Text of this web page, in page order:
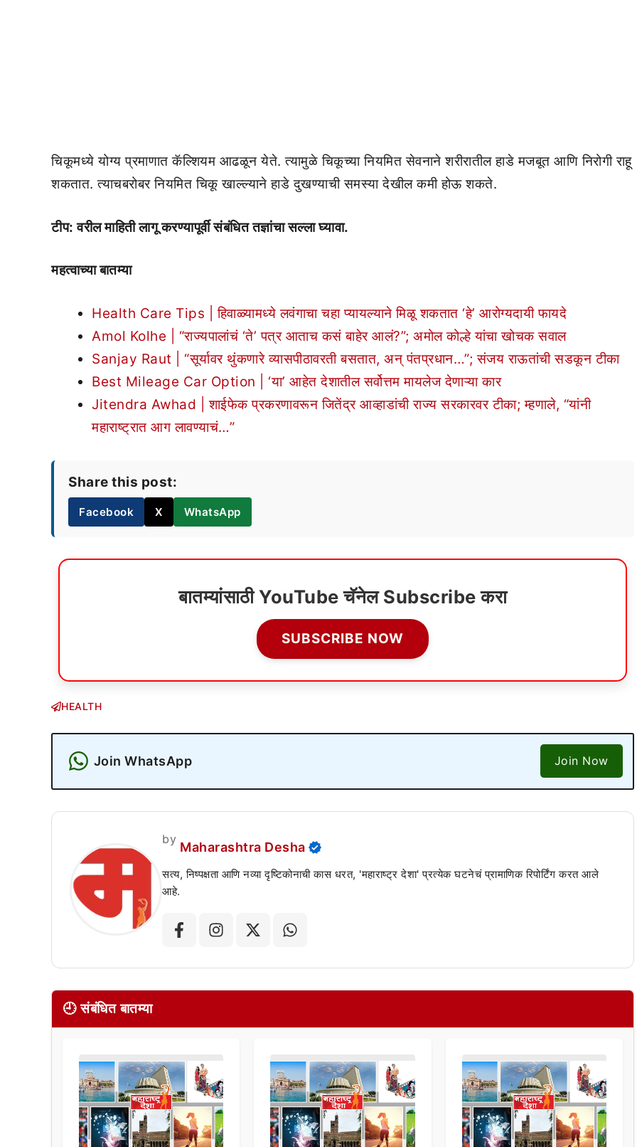
चिकूमध्ये योग्य प्रमाणात कॅल्शियम आढळून येते. त्यामुळे चिकूच्या नियमित सेवनाने शरीरातील हाडे मजबूत आणि निरोगी राहू
शकतात. त्याचबरोबर नियमित चिकू खाल्ल्याने हाडे दुखण्याची समस्या देखील कमी होऊ शकते.
टीप: वरील माहिती लागू करण्यापूर्वी संबंधित तज्ञांचा सल्ला घ्यावा.
महत्वाच्या बातम्या
Health Care Tips | हिवाळ्यामध्ये लवंगाचा चहा प्यायल्याने मिळू शकतात ‘हे’ आरोग्यदायी फायदे
Amol Kolhe | “राज्यपालांचं ‘ते’ पत्र आताच कसं बाहेर आलं?”; अमोल कोल्हे यांचा खोचक सवाल
Sanjay Raut | “सूर्यावर थुंकणारे व्यासपीठावरती बसतात, अन् पंतप्रधान…”; संजय राऊतांची सडकून टीका
Best Mileage Car Option | ‘या’ आहेत देशातील सर्वोत्तम मायलेज देणाऱ्या कार
Jitendra Awhad | शाईफेक प्रकरणावरून जितेंद्र आव्हाडांची राज्य सरकारवर टीका; म्हणाले, “यांनी
महाराष्ट्रात आग लावण्याचं…”
Share this post:
Facebook X WhatsApp
बातम्यांसाठी YouTube चॅनेल Subscribe करा
SUBSCRIBE NOW
HEALTH
Join WhatsApp Join Now
by
Maharashtra Desha
सत्य, निष्पक्षता आणि नव्या दृष्टिकोनाची कास धरत, 'महाराष्ट्र देशा' प्रत्येक घटनेचं प्रामाणिक रिपोर्टिंग करत आले
आहे.
🕘 संबंधित बातम्या